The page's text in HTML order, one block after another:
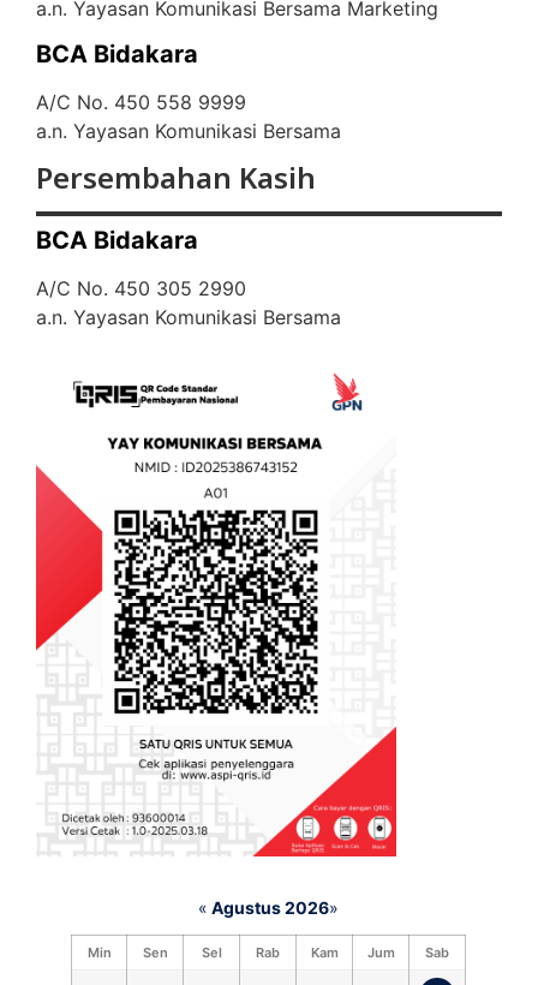
a.n. Yayasan Komunikasi Bersama Marketing
BCA Bidakara
A/C No. 450 558 9999
a.n. Yayasan Komunikasi Bersama
Persembahan Kasih
BCA Bidakara
A/C No. 450 305 2990
a.n. Yayasan Komunikasi Bersama
« Agustus 2026»
Min Sen Sel Rab Kam Jum Sab